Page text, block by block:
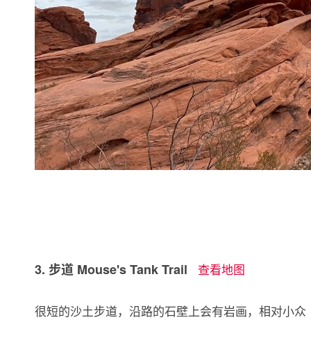
3. 步道 Mouse's Tank Trail 查看地图
很短的沙土步道，沿路的石壁上会有岩画，相对小众